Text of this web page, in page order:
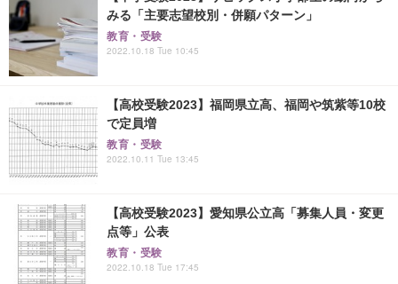
みる「主要志望校別・併願パターン」
教育・受験
2022.10.18 Tue 10:45
【高校受験2023】福岡県立高、福岡や筑紫等10校
で定員増
教育・受験
2022.10.11 Tue 13:45
【高校受験2023】愛知県公立高「募集人員・変更
点等」公表
教育・受験
2022.10.18 Tue 17:45